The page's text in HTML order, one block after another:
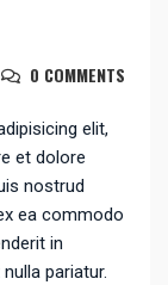
0 COMMENTS
elit,
et dolore
nostrud
ea commodo
in
pariatur.